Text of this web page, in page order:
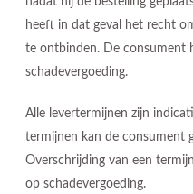
heeft in dat geval het recht
te ontbinden. De consument
schadevergoeding.
Alle levertermijnen zijn
termijnen kan de consument
Overschrijding van een
op schadevergoeding.